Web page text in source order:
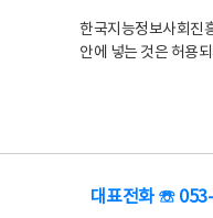
한국지능정보사회진
안에 넣는 것은 허용
대표전화 ☏